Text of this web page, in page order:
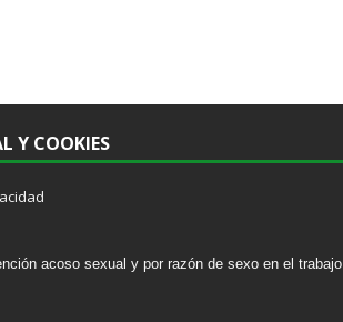
Y COOKIES
acoso sexual y por razón de sexo en el trabajo